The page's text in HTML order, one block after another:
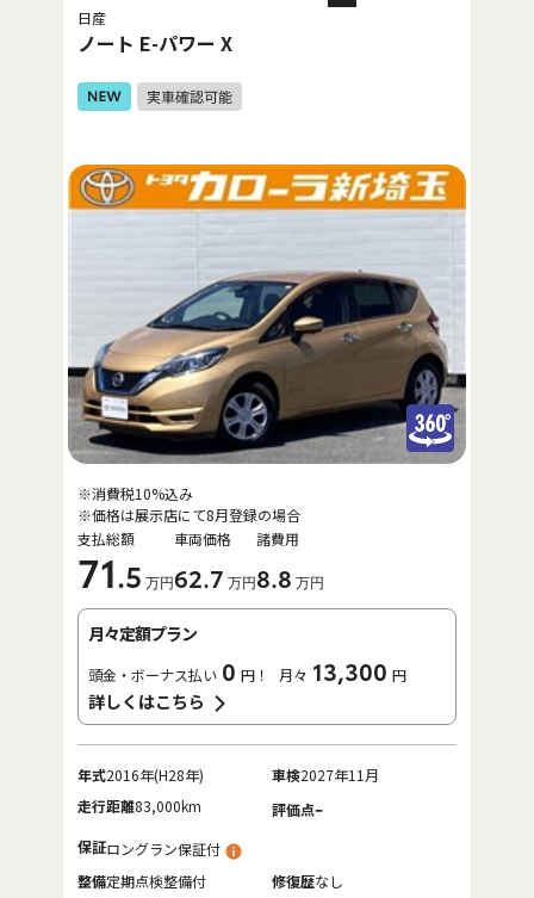
日産
ノート E-パワー X
支払総額
71.5 万円
車両価格
62.7 万円
諸費用
8.8 万円
※消費税10%込み
※価格は展示店にて8月登録の場合
月々定額プラン
頭金・ボーナス払い 0 円！ 月々 13,300 円
詳しくはこちら
年式2016年(H28年) 車検2027年11月
走行距離83,000km 評価点-
保証ロングラン保証付
整備定期点検整備付 修復歴なし